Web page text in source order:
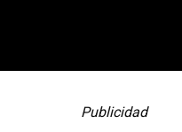
Publicidad